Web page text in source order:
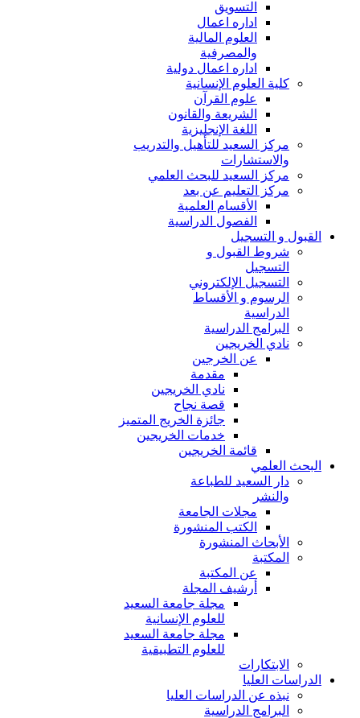
التسويق
اداره اعمال
العلوم المالية
والمصرفية
اداره اعمال دولية
كلية العلوم الإنسانية
علوم القرآن
الشريعة والقانون
اللغة الإنجليزية
مركز السعيد للتأهيل والتدريب
والاستشارات
مركز السعيد للبحث العلمي
مركز التعليم عن بعد
الأقسام العلمية
الفصول الدراسية
القبول و التسجيل
شروط القبول و
التسجيل
التسجيل الإلكتروني
الرسوم و الأقساط
الدراسية
البرامج الدراسية
نادي الخريجين
عن الخرجين
مقدمة
نادي الخريجين
قصة نجاح
جائزة الخريج المتميز
خدمات الخريجين
قائمة الخريجين
البحث العلمي
دار السعيد للطباعة
والنشر
مجلات الجامعة
الكتب المنشورة
الأبحاث المنشورة
المكتبة
عن المكتبة
أرشيف المجلة
مجلة جامعة السعيد
للعلوم الإنسانية
مجلة جامعة السعيد
للعلوم التطبيقية
الابتكارات
الدراسات العليا
نبذه عن الدراسات العليا
البرامج الدراسية